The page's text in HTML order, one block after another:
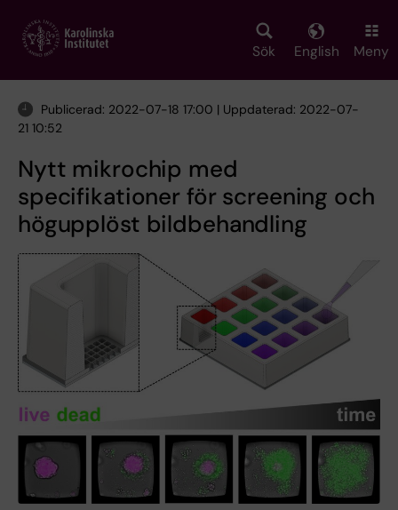
main
Sök English Meny
Publicerad: 2022-07-18 17:00 | Uppdaterad: 2022-07-
21 10:52
Nytt mikrochip med
specifikationer för screening och
högupplöst bildbehandling